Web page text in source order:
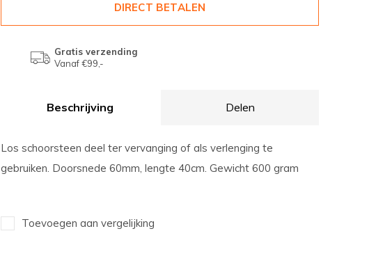
DIRECT BETALEN
Gratis verzending
Vanaf €99,-
Beschrijving Delen
Los schoorsteen deel ter vervanging of als verlenging te
gebruiken. Doorsnede 60mm, lengte 40cm. Gewicht 600 gram
Toevoegen aan vergelijking